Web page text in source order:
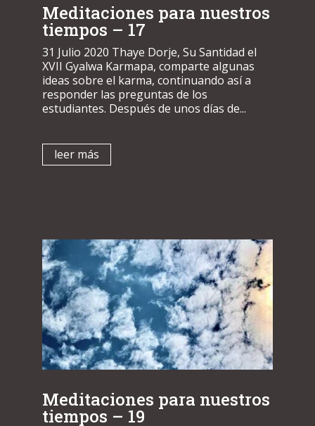
Meditaciones para nuestros
tiempos – 17
31 Julio 2020 Thaye Dorje, Su Santidad el
XVII Gyalwa Karmapa, comparte algunas
ideas sobre el karma, continuando así a
responder las preguntas de los
estudiantes. Después de unos días de...
leer más
Meditaciones para nuestros
tiempos – 19